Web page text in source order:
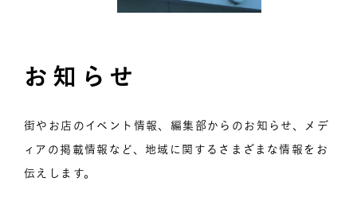
お知らせ
街やお店のイベント情報、編集部からのお知らせ、メデ
ィアの掲載情報など、地域に関するさまざまな情報をお
伝えします。